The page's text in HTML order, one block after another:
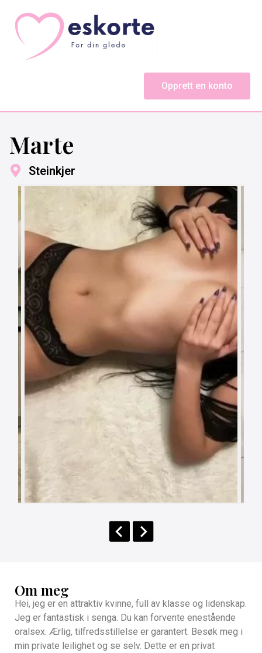
Opprett en konto
Marte
Steinkjer
Om meg
Hei, jeg er en attraktiv kvinne, full av klasse og lidenskap.
Jeg er fantastisk i senga. Du kan forvente enestående
oralsex. Ærlig, tilfredsstillelse er garantert. Besøk meg i
min private leilighet og se selv. Dette er en privat